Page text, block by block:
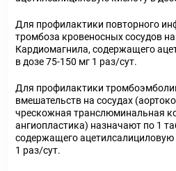
Для профилактики повторного
тромбоза кровеносных сосудов
Кардиомагнила, содержащего
в дозе 75-150 мг 1 раз/сут.
Для профилактики
вмешательств на сосудах
чрескожная транслюминальная
ангиопластика) назначают по 1
содержащего ацетилсалициловую
1 раз/сут.